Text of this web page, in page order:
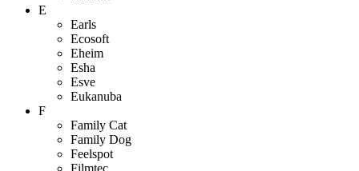
E
Earls
Ecosoft
Eheim
Esha
Esve
Eukanuba
F
Family Cat
Family Dog
Feelspot
Filmtec